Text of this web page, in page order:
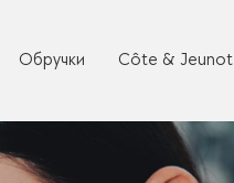
Обручки Côte & Jeunot